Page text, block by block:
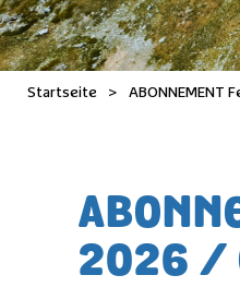
Startseite > ABONNEMENT
2026 /